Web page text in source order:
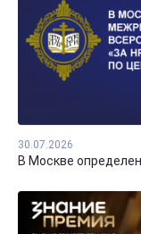
30.07.2026
В Москве